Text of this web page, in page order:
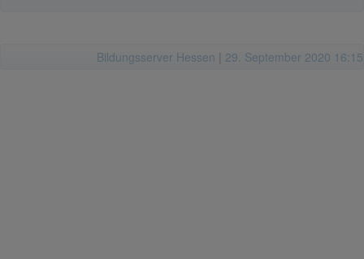
Bildungsserver Hessen | 29. September 2020 16:15